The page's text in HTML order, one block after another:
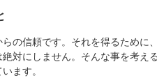
の信頼です。それを得るために
対にしません。そんな事を考
ます。